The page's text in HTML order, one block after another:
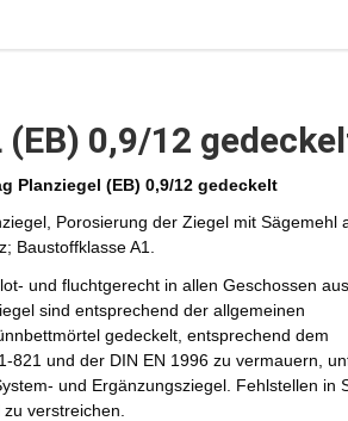
(EB) 0,9/12
Planziegel (EB) 0,9/12 gedeckelt
Porosierung der Ziegel mit Sägemehl
Baustoffklasse A1.
und fluchtgerecht in allen Geschossen
sind entsprechend der allgemeinen
gedeckelt, entsprechend dem
821 und der DIN EN 1996 zu vermauern,
und Ergänzungsziegel. Fehlstellen in
verstreichen.